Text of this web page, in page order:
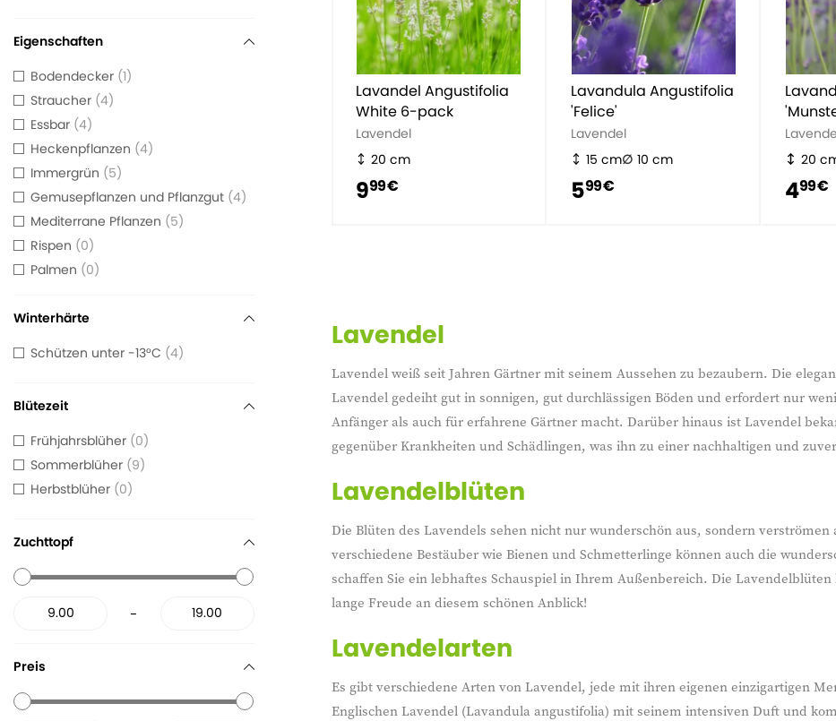
Lavandel Angustifolia
White 6-pack
Lavendel
20 cm
999 €
Lavandula Angustifolia
'Felice'
Lavendel
15 cm
10 cm
599 €
20
499 €
Lavendel
Lavendel weiß seit Jahren Gärtner mit seinem Aussehen zu bezaubern. Die
Lavendel gedeiht gut in sonnigen, gut durchlässigen Böden und erfordert nur
Anfänger als auch für erfahrene Gärtner macht. Darüber hinaus ist Lavendel
gegenüber Krankheiten und Schädlingen, was ihn zu einer nachhaltigen und
Lavendelblüten
Die Blüten des Lavendels sehen nicht nur wunderschön aus, sondern
verschiedene Bestäuber wie Bienen und Schmetterlinge können auch die
schaffen Sie ein lebhaftes Schauspiel in Ihrem Außenbereich. Die
lange Freude an diesem schönen Anblick!
Lavendelarten
Es gibt verschiedene Arten von Lavendel, jede mit ihren eigenen einzigartigen
Englischen Lavendel (Lavandula angustifolia) mit seinem intensiven Duft und
Eigenschaften
Bodendecker 1
Straucher 4
Essbar 4
Heckenpflanzen 4
Immergrün 5
Gemusepflanzen und Pflanzgut 4
Mediterrane Pflanzen 5
Rispen 0
Palmen 0
Winterhärte
Schützen unter -13°C 4
Blütezeit
Frühjahrsblüher 0
Sommerblüher 9
Herbstblüher 0
Zuchttopf
-
Preis